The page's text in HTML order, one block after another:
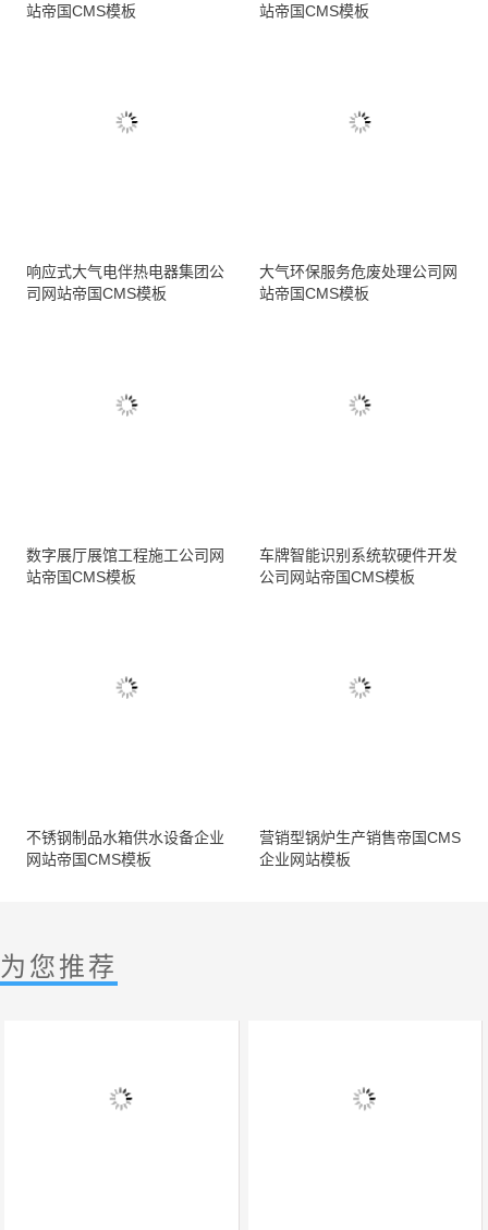
站帝国CMS模板
站帝国CMS模板
响应式大气电伴热电器集团公
司网站帝国CMS模板
大气环保服务危废处理公司网
站帝国CMS模板
数字展厅展馆工程施工公司网
站帝国CMS模板
车牌智能识别系统软硬件开发
公司网站帝国CMS模板
不锈钢制品水箱供水设备企业
网站帝国CMS模板
营销型锅炉生产销售帝国CMS
企业网站模板
为您推荐